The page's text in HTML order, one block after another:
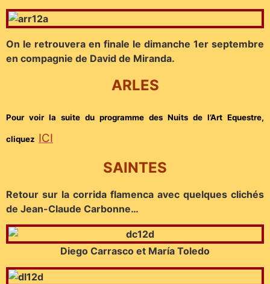
On le retrouvera en finale le dimanche 1er septembre
en compagnie de David de Miranda.
ARLES
Pour voir la suite du programme des Nuits de l’Art Equestre,
cliquez ICI
SAINTES
Retour sur la corrida flamenca avec quelques clichés
de Jean-Claude Carbonne…
Diego Carrasco et María Toledo